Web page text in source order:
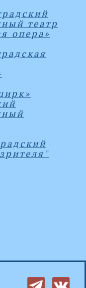
театр
опера»